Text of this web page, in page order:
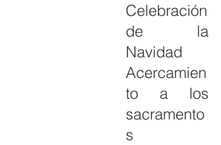
Celebración
de la
Navidad
Acercamien
to a los
sacramento
s